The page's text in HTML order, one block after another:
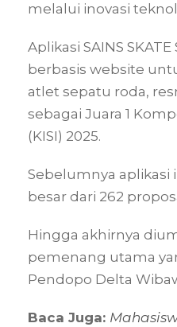
melalui inovasi
Aplikasi SAINS
berbasis website
atlet sepatu roda,
sebagai Juara 1
(KISI) 2025.
Sebelumnya aplikasi
besar dari 262
Hingga akhirnya
pemenang utama
Pendopo Delta
Baca Juga: